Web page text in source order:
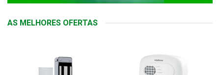
AS MELHORES OFERTAS